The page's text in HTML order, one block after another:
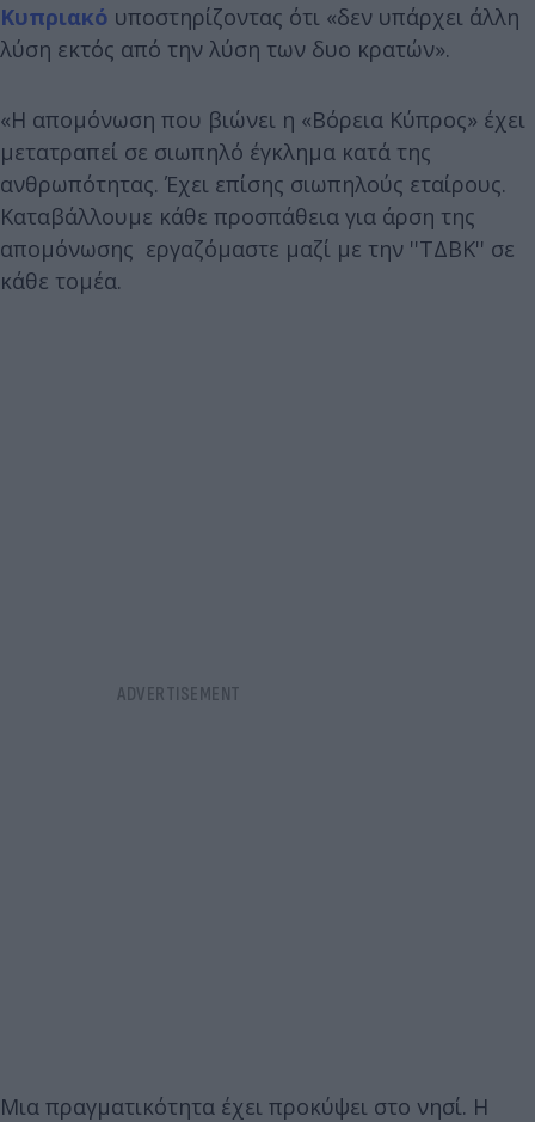
Κυπριακό υποστηρίζοντας ότι «δεν υπάρχει άλλη
λύση εκτός από την λύση των δυο κρατών».
«Η απομόνωση που βιώνει η «Βόρεια Κύπρος» έχει
μετατραπεί σε σιωπηλό έγκλημα κατά της
ανθρωπότητας. Έχει επίσης σιωπηλούς εταίρους.
Καταβάλλουμε κάθε προσπάθεια για άρση της
απομόνωσης εργαζόμαστε μαζί με την ''ΤΔΒΚ'' σε
κάθε τομέα.
Μια πραγματικότητα έχει προκύψει στο νησί. Η